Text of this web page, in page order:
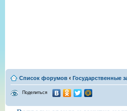
Список форумов ‹ Государственные
Поделиться